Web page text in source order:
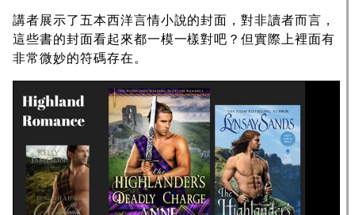
講者展示了五本西洋言情小說的封面，對非讀者而言，
這些書的封面看起來都一模一樣對吧？但實際上裡面有
非常微妙的符碼存在。